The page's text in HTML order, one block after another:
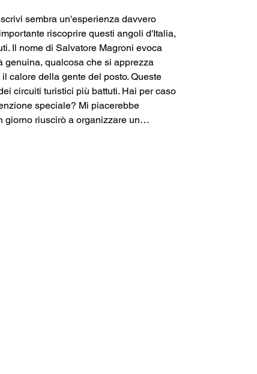
di Stagione al Ristorante
Garum di Pompei
sembra un'esperienza davvero
riscoprire questi angoli d'Italia,
Il nome di Salvatore Magroni evoca
genuina, qualcosa che si apprezza
calore della gente del posto. Queste
circuiti turistici più battuti. Hai per caso
speciale? Mi piacerebbe
giorno riuscirò a organizzare un…